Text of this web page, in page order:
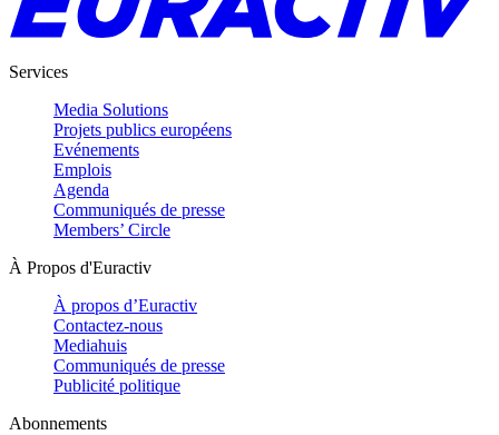
Services
Media Solutions
Projets publics européens
Evénements
Emplois
Agenda
Communiqués de presse
Members’ Circle
À Propos d'Euractiv
À propos d’Euractiv
Contactez-nous
Mediahuis
Communiqués de presse
Publicité politique
Abonnements